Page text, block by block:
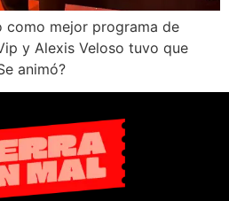
como mejor programa de
y Alexis Veloso tuvo que
animó?